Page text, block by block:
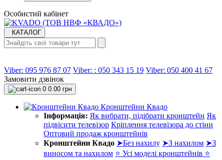
Особистий кабінет
КАТАЛОГ
Viber: 095 976 87 07 Viber: : 050 343 15 19‬ Viber: 050 400 41 67
Замовити дзвінок
0 0.00 грн
Кронштейни Квадо
Інформація: Як вибрати, підібрати кронштейн Як
підвісити телевізор Кріплення телевізора до стіни
Оптовий продаж кронштейнів
Кронштейни Квадо ➤Без нахилу ➤З нахилом ➤З
виносом та нахилом ⭐ Усі моделі кронштейнів ⭐